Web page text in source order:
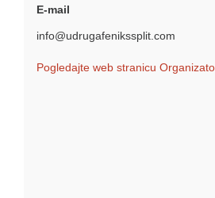
E-mail
info@udrugafenikssplit.com
Pogledajte web stranicu